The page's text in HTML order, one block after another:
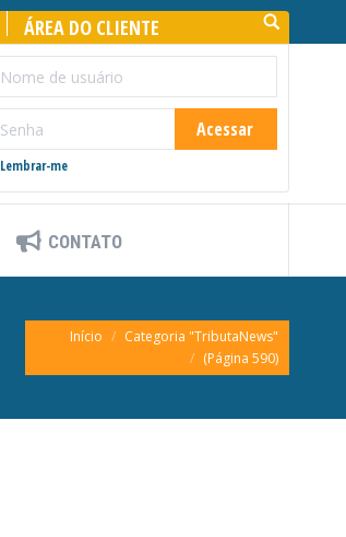
Search:
ÁREA DO CLIENTE
Lembrar-me
CONTATO
Você está aqui:
Início
Categoria "TributaNews"
(Página 590)